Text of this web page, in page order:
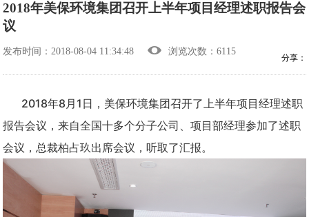
2018年美保环境集团召开上半年项目经理述职报告会
议
发布时间：2018-08-04 11:34:48 浏览次数：6115
分享：
2018年8月1日，美保环境集团召开了上半年项目经理述职
报告会议，来自全国十多个分子公司、项目部经理参加了述职
会议，总裁柏占玖出席会议，听取了汇报。